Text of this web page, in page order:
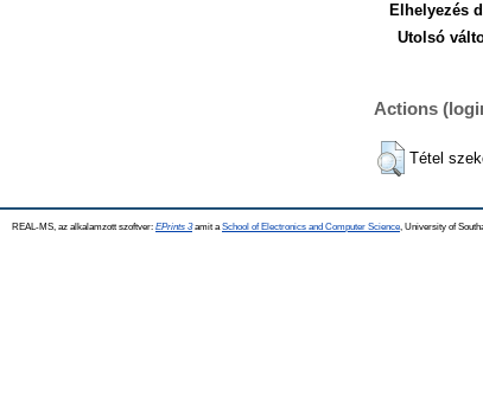
Elhelyezés
Utolsó
Actions
Tétel
REAL-MS, az alkalamzott szoftver: EPrints 3amit a School of Electronics and Computer Science , University of